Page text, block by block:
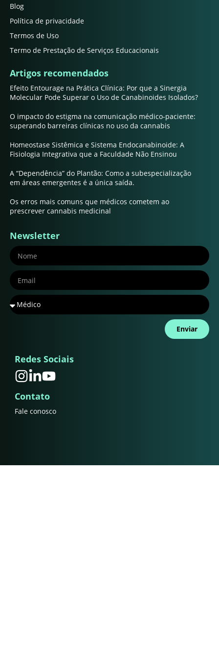
Blog
Política de privacidade
Termos de Uso
Termo de Prestação de Serviços Educacionais
Artigos recomendados
Efeito Entourage na Prática Clínica: Por que a Sinergia
Molecular Pode Superar o Uso de Canabinoides Isolados?
O impacto do estigma na comunicação médico-paciente:
superando barreiras clínicas no uso da cannabis
Homeostase Sistêmica e Sistema Endocanabinoide: A
Fisiologia Integrativa que a Faculdade Não Ensinou
A “Dependência” do Plantão: Como a subespecialização
em áreas emergentes é a única saída.
Os erros mais comuns que médicos cometem ao
prescrever cannabis medicinal
Newsletter
Enviar
Redes Sociais
Contato
Fale conosco